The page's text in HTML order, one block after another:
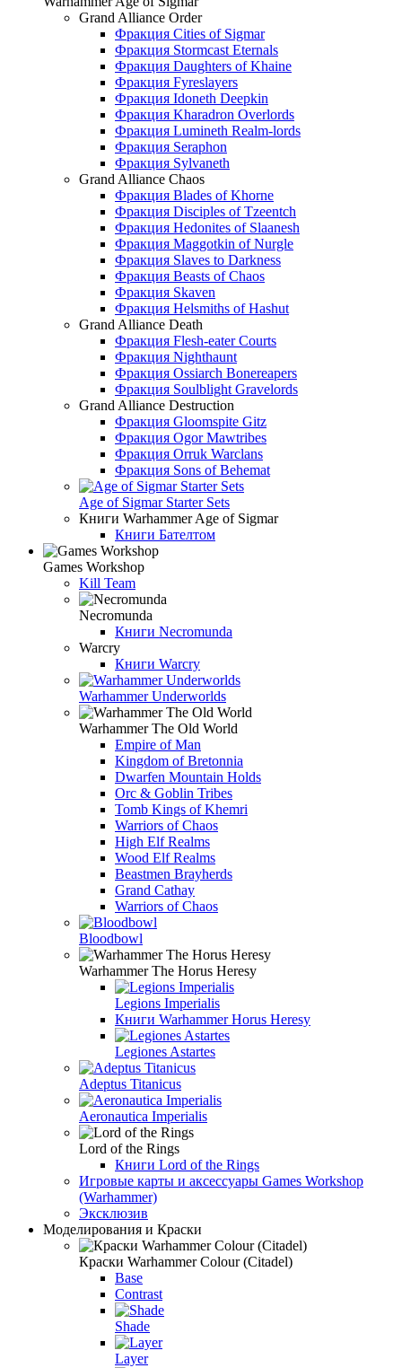
Grand Alliance Order
Фракция Cities of Sigmar
Фракция Stormcast Eternals
Фракция Daughters of Khaine
Фракция Fyreslayers
Фракция Idoneth Deepkin
Фракция Kharadron Overlords
Фракция Lumineth Realm-lords
Фракция Seraphon
Фракция Sylvaneth
Grand Alliance Chaos
Фракция Blades of Khorne
Фракция Disciples of Tzeentch
Фракция Hedonites of Slaanesh
Фракция Maggotkin of Nurgle
Фракция Slaves to Darkness
Фракция Beasts of Chaos
Фракция Skaven
Фракция Helsmiths of Hashut
Grand Alliance Death
Фракция Flesh-eater Courts
Фракция Nighthaunt
Фракция Ossiarch Bonereapers
Фракция Soulblight Gravelords
Grand Alliance Destruction
Фракция Gloomspite Gitz
Фракция Ogor Mawtribes
Фракция Orruk Warclans
Фракция Sons of Behemat
Age of Sigmar Starter Sets
Книги Warhammer Age of Sigmar
Книги Бателтом
Games Workshop
Kill Team
Necromunda
Книги Necromunda
Warcry
Книги Warcry
Warhammer Underworlds
Warhammer The Old World
Empire of Man
Kingdom of Bretonnia
Dwarfen Mountain Holds
Orc & Goblin Tribes
Tomb Kings of Khemri
Warriors of Chaos
High Elf Realms
Wood Elf Realms
Beastmen Brayherds
Grand Cathay
Warriors of Chaos
Bloodbowl
Warhammer The Horus Heresy
Legions Imperialis
Книги Warhammer Horus Heresy
Legiones Astartes
Adeptus Titanicus
Aeronautica Imperialis
Lord of the Rings
Книги Lord of the Rings
Игровые карты и аксессуары Games Workshop
(Warhammer)
Эксклюзив
Моделирования и Краски
Краски Warhammer Colour (Citadel)
Base
Contrast
Shade
Layer